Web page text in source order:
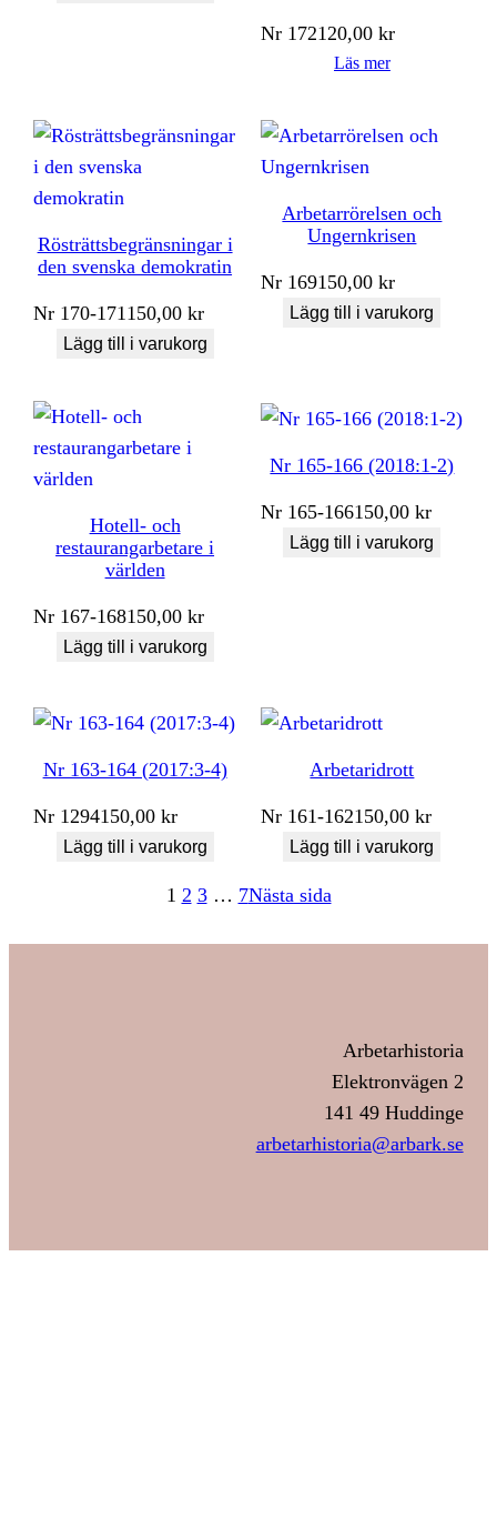
Nr 172120,00kr
Läs mer
Rösträttsbegränsningar i
den svenska demokratin
Nr 170-171 150,00kr
Lägg till i varukorg
Arbetarrörelsen och
Ungernkrisen
Nr 169150,00kr
Lägg till i varukorg
Hotell- och
restaurangarbetare i
världen
Nr 167-168150,00kr
Lägg till i varukorg
Nr 165-166 (2018:1-2)
Nr 165-166150,00kr
Lägg till i varukorg
Nr 163-164 (2017:3-4)
Nr 1294150,00kr
Lägg till i varukorg
Arbetaridrott
Nr 161-162150,00kr
Lägg till i varukorg
1 2 3 … 7Nästa sida
Arbetarhistoria
Elektronvägen 2
141 49 Huddinge
arbetarhistoria@arbark.se